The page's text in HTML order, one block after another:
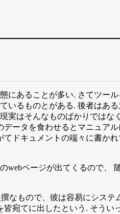
にあることが多い. さてツー
いるものとがある. 後者はあ
実はそんなものばかりではな
ータを食わせるとマニュア
ドキュメントの端々に書かれ
webページが出てくるので、
なもので、彼は容易にシステ
宛てに出したという. そうい